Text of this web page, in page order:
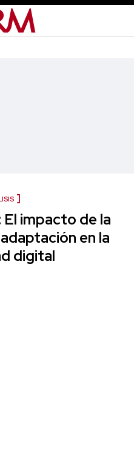
impacto de la
en la
digital